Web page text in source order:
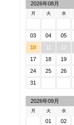
2026年08月
月 火 水
03
04 05
10
11 12
17
18 19
24
25 26
31
2026年09月
月 火 水
01 02